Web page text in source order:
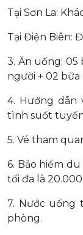
Tại Sơn La:
Tại Điện Biên:
3. Ăn uống:
người + 02
4. Hướng dẫn
tình suốt
5. Vé tham
6. Bảo hiểm
tối đa là
7. Nước uống
phòng.